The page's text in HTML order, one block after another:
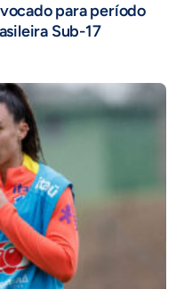
para período
Sub-17